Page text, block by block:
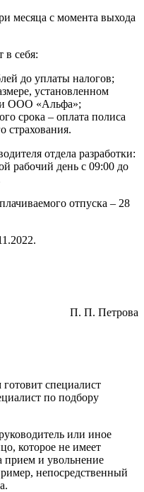
месяца с момента выхода
в себя:
до уплаты налогов;
установленном
ООО «Альфа»;
срока – оплата полиса
страхования.
отдела разработки:
рабочий день с 09:00 до
отпуска – 28
П. П. Петрова
специалист
по подбору
или иное
которое не имеет
прием и увольнение
непосредственный